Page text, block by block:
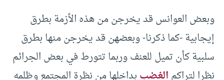
وبعض العوانس قد يخرجن من هذه الأزمة بطرق
إيجابية -كما ذكرنا- وبعضهن قد يخرجن منها بطرق
سلبية كأن تميل للعنف وربما تتورط في بعض الجرائم
نظرا لتراكمالغضببداخلها من نظرة المجتمع وظلمه